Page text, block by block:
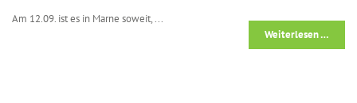
Am 12.09. ist es in Marne soweit, ...
Weiterlesen …